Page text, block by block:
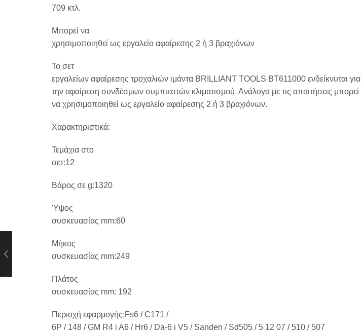
709 κτλ.
Μπορεί να
χρησιμοποιηθεί ως εργαλείο αφαίρεσης 2 ή 3 βραχιόνων
Το σετ
εργαλείων αφαίρεσης τροχαλιών ιμάντα BRILLIANT TOOLS BT611000 ενδείκνυται για
την αφαίρεση συνδέσμων συμπιεστών κλιματισμού. Ανάλογα με τις απαιτήσεις μπορεί
να χρησιμοποιηθεί ως εργαλείο αφαίρεσης 2 ή 3 βραχιόνων.
Χαρακτηριστικά:
Τεμάχια στο
σετ:12
Βάρος σε g:1320
Ύψος
συσκευασίας mm:60
Μήκος
συσκευασίας mm:249
Πλάτος
συσκευασίας mm: 192
Περιοχή εφαρμογής:Fs6 / C171 /
6P / 148 / GM R4 i A6 / Hr6 / Da-6 i V5 / Sanden / Sd505 / 5 12 07 / 510 / 507